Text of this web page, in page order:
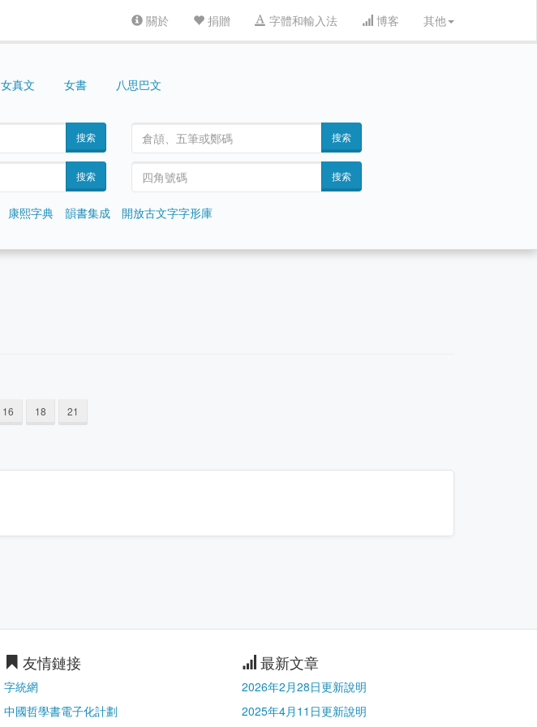
關於 捐贈 字體和輸入法 博客 其他
女真文 女書 八思巴文
搜索 搜索
搜索 搜索
康熙字典 韻書集成 開放古文字字形庫
16 18 21
友情鏈接
字統網
中國哲學書電子化計劃
最新文章
2026年2月28日更新說明
2025年4月11日更新說明